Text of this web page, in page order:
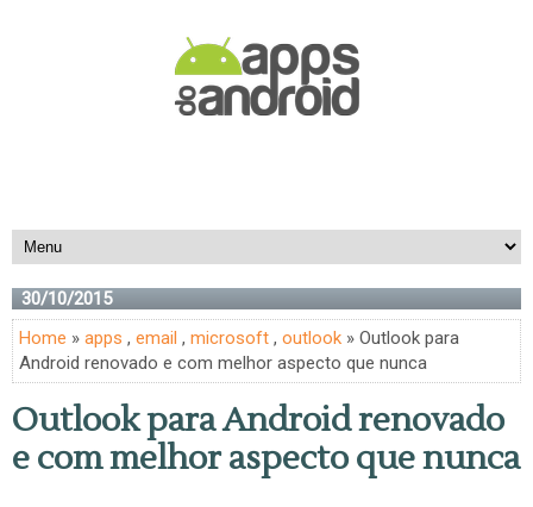
30/10/2015
Home » apps , email , microsoft , outlook » Outlook para
Android renovado e com melhor aspecto que nunca
Outlook para Android renovado
e com melhor aspecto que nunca